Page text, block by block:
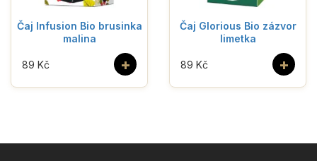
Čaj Infusion Bio brusinka
malina
+
89 Kč
Čaj Glorious Bio zázvor
limetka
+
89 Kč